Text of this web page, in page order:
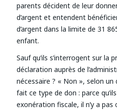
parents décident de leur
d’argent et entendent
d’argent dans la limite de 31
enfant.
Sauf qu’ils s’interrogent sur la
déclaration auprès de
nécessaire ? « Non », selon un
fait ce type de don : parce
exonération fiscale, il n’y a